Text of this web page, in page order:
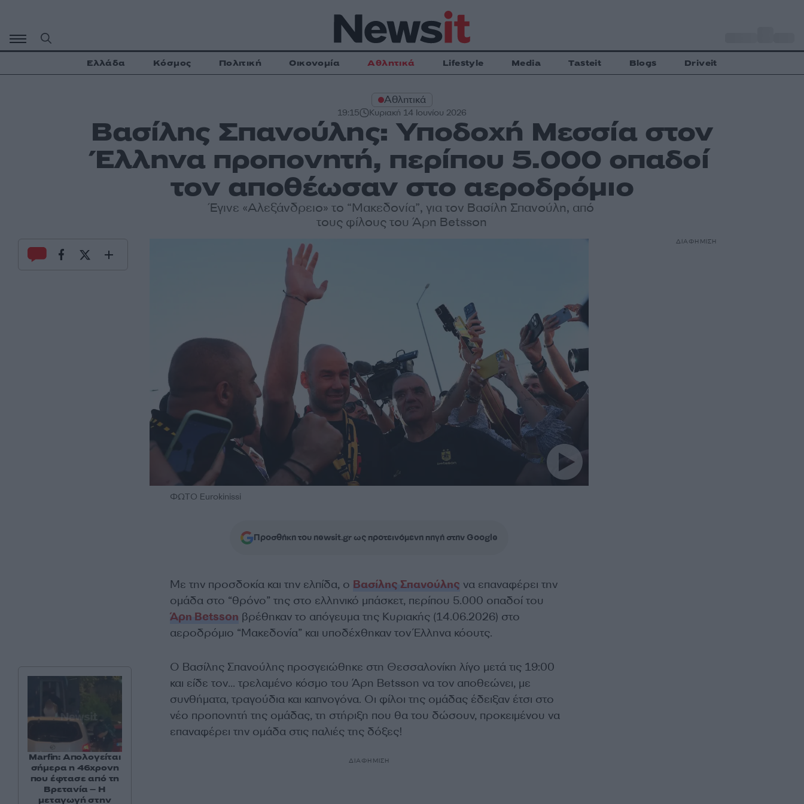
περιεχόμενο
Ελλάδα Κόσμος Πολιτική Οικονομία Αθλητικά Lifestyle Media Tasteit Blogs Driveit
Αθλητικά
19:15 Κυριακή 14 Ιουνίου 2026
Βασίλης Σπανούλης: Υποδοχή Μεσσία στον
Έλληνα προπονητή, περίπου 5.000 οπαδοί
τον αποθέωσαν στο αεροδρόμιο
Έγινε «Αλεξάνδρειο» το “Μακεδονία”, για τον Βασίλη Σπανούλη, από
τους φίλους του Άρη Betsson
ΦΩΤΟ Eurokinissi
Προσθήκη του newsit.gr ως προτεινόμενη πηγή στην Google
Με την προσδοκία και την ελπίδα, ο Βασίλης Σπανούλης να επαναφέρει την
ομάδα στο “θρόνο” της στο ελληνικό μπάσκετ, περίπου 5.000 οπαδοί του
Άρη Betsson βρέθηκαν το απόγευμα της Κυριακής (14.06.2026) στο
αεροδρόμιο “Μακεδονία” και υποδέχθηκαν τον Έλληνα κόουτς.
Ο Βασίλης Σπανούλης προσγειώθηκε στη Θεσσαλονίκη λίγο μετά τις 19:00
και είδε τον… τρελαμένο κόσμο του Άρη Betsson να τον αποθεώνει, με
συνθήματα, τραγούδια και καπνογόνα. Οι φίλοι της ομάδας έδειξαν έτσι στο
νέο προπονητή της ομάδας, τη στήριξη που θα του δώσουν, προκειμένου να
επαναφέρει την ομάδα στις παλιές της δόξες!
ΔΙΑΦΗΜΙΣΗ
Marfin: Απολογείται
σήμερα η 46χρονη
που έφτασε από τη
Βρετανία – Η
μεταγωγή στην
ΔΙΑΦΗΜΙΣΗ